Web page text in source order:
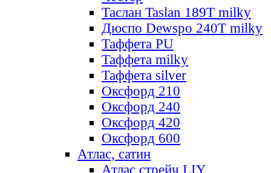
Таслан Taslan 189T milky
Дюспо Dewspo 240T milky
Таффета PU
Таффета milky
Таффета silver
Оксфорд 210
Оксфорд 240
Оксфорд 420
Оксфорд 600
Атлас, сатин
Атлас стрейч LIY